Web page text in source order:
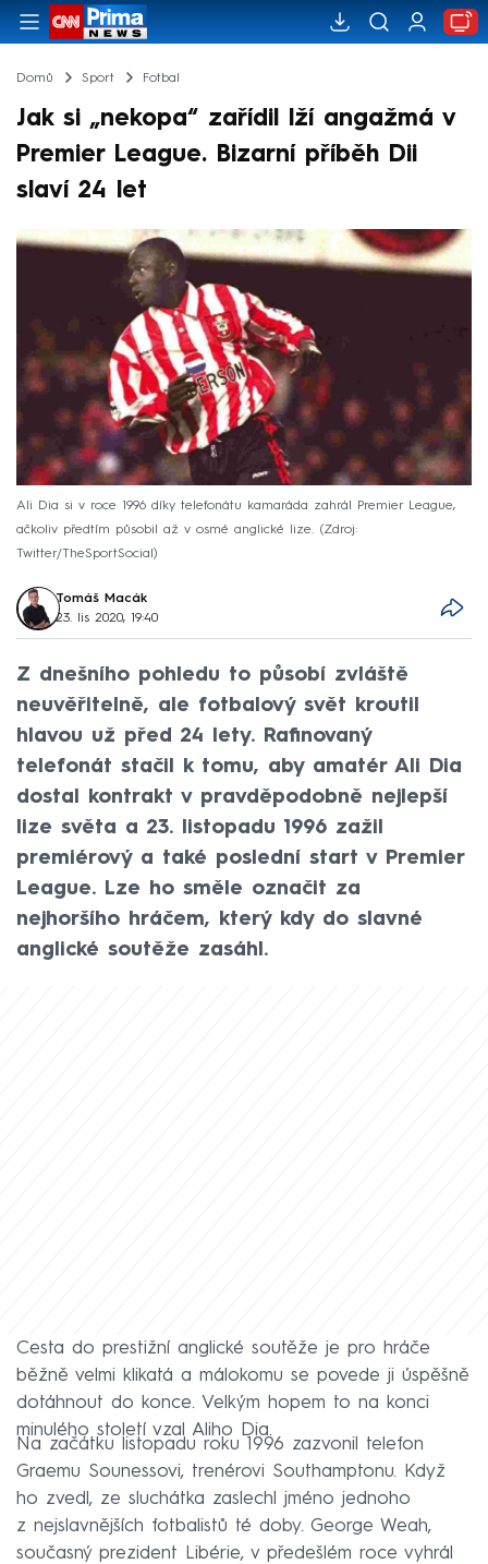
Domů Sport Fotbal
Jak si „nekopa“ zařídil lží angažmá v
Premier League. Bizarní příběh Dii
slaví 24 let
Ali Dia si v roce 1996 díky telefonátu kamaráda zahrál Premier League,
ačkoliv předtím působil až v osmé anglické lize.
Zdroj:
Twitter/TheSportSocial
Tomáš Macák
23. lis 2020, 19:40
Z dnešního pohledu to působí zvláště
neuvěřitelně, ale fotbalový svět kroutil
hlavou už před 24 lety. Rafinovaný
telefonát stačil k tomu, aby amatér Ali Dia
dostal kontrakt v pravděpodobně nejlepší
lize světa a 23. listopadu 1996 zažil
premiérový a také poslední start v Premier
League. Lze ho směle označit za
nejhoršího hráčem, který kdy do slavné
anglické soutěže zasáhl.
Cesta do prestižní anglické soutěže je pro hráče
běžně velmi klikatá a málokomu se povede ji úspěšně
dotáhnout do konce. Velkým hopem to na konci
minulého století vzal Aliho Dia.
Na začátku listopadu roku 1996 zazvonil telefon
Graemu Sounessovi, trenérovi Southamptonu. Když
ho zvedl, ze sluchátka zaslechl jméno jednoho
z nejslavnějších fotbalistů té doby. George Weah,
současný prezident Libérie, v předešlém roce vyhrál